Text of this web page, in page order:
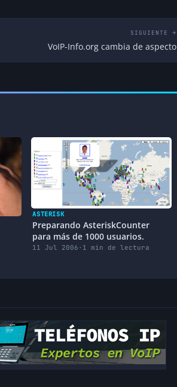
SIGUIENTE →
VoIP-Info.org cambia de aspecto
ASTERISK
Preparando AsteriskCounter
para más de 1000 usuarios.
11 Jul 2006 · 1 min de lectura